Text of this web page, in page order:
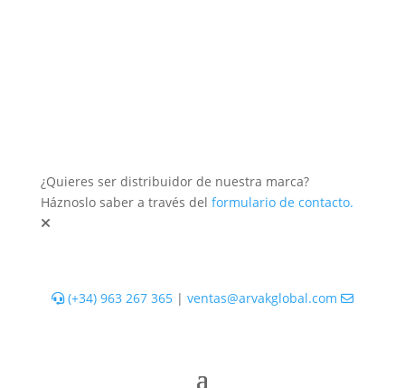
¿Quieres ser distribuidor de nuestra marca?
Háznoslo saber a través del formulario de contacto.
(+34) 963 267 365| ventas@arvakglobal.com